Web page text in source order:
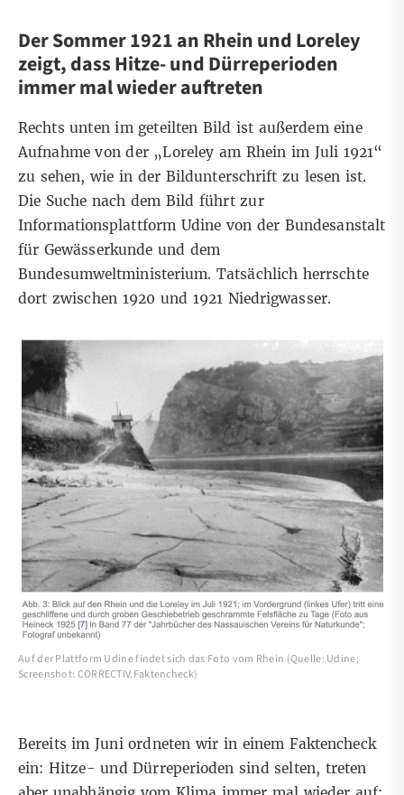
Der Sommer 1921 an Rhein und Loreley
zeigt, dass Hitze- und Dürreperioden
immer mal wieder auftreten
Rechts unten im geteilten Bild ist außerdem eine
Aufnahme von der „Loreley am Rhein im Juli 1921“
zu sehen, wie in der Bildunterschrift zu lesen ist.
Die Suche nach dem Bild führt zur
Informationsplattform Udine von der Bundesanstalt
für Gewässerkunde und dem
Bundesumweltministerium. Tatsächlich herrschte
dort zwischen 1920 und 1921 Niedrigwasser.
Auf der Plattform Udine findet sich das Foto vom Rhein (Quelle: Udine;
Screenshot: CORRECTIV.Faktencheck)
Bereits im Juni ordneten wir in einem Faktencheck
ein: Hitze- und Dürreperioden sind selten, treten